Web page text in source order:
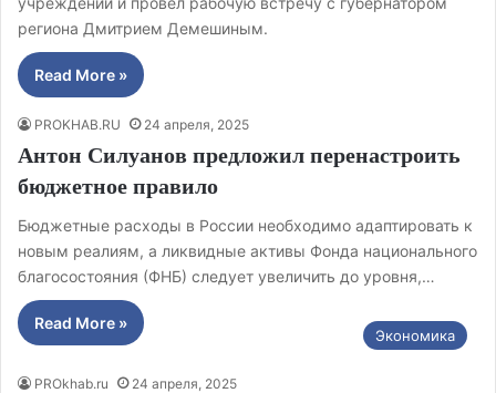
региона Дмитрием Демешиным.
Read More »
PROKHAB.RU 24 апреля, 2025
Антон Силуанов предложил перенастроить
бюджетное правило
Бюджетные расходы в России необходимо адаптировать к
новым реалиям, а ликвидные активы Фонда национального
благосостояния (ФНБ) следует увеличить до уровня,…
Read More »
Экономика
PROkhab.ru 24 апреля, 2025